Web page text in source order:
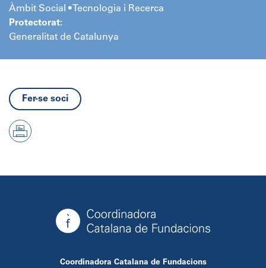
Àmbit Social • Tecnologia i Recerca
Protectorat:
Generalitat de Catalunya
Fer-se soci
Coordinadora Catalana de Fundacions